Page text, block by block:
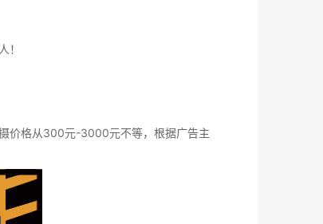
！
价格从300元-3000元不等，根据广告主